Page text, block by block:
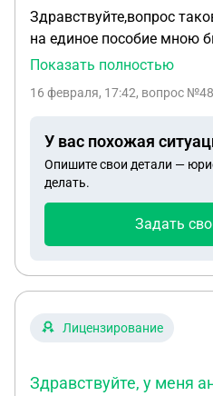
Здравствуйте,вопрос
на единое пособие мною
в размере 1/4 МРОТ с
за полный месяц октября с 1
нужный процент. СФР ссылаются на
Постановление
номер 2330. Я там ничего
считаются,с даты
решение. Я не согласна что алименты берут за то
Показать полностью
16 февраля, 17:42, вопрос
У вас похожая
Опишите свои детали —
делать.
Задать
Лицензирование
Здравствуйте, у меня